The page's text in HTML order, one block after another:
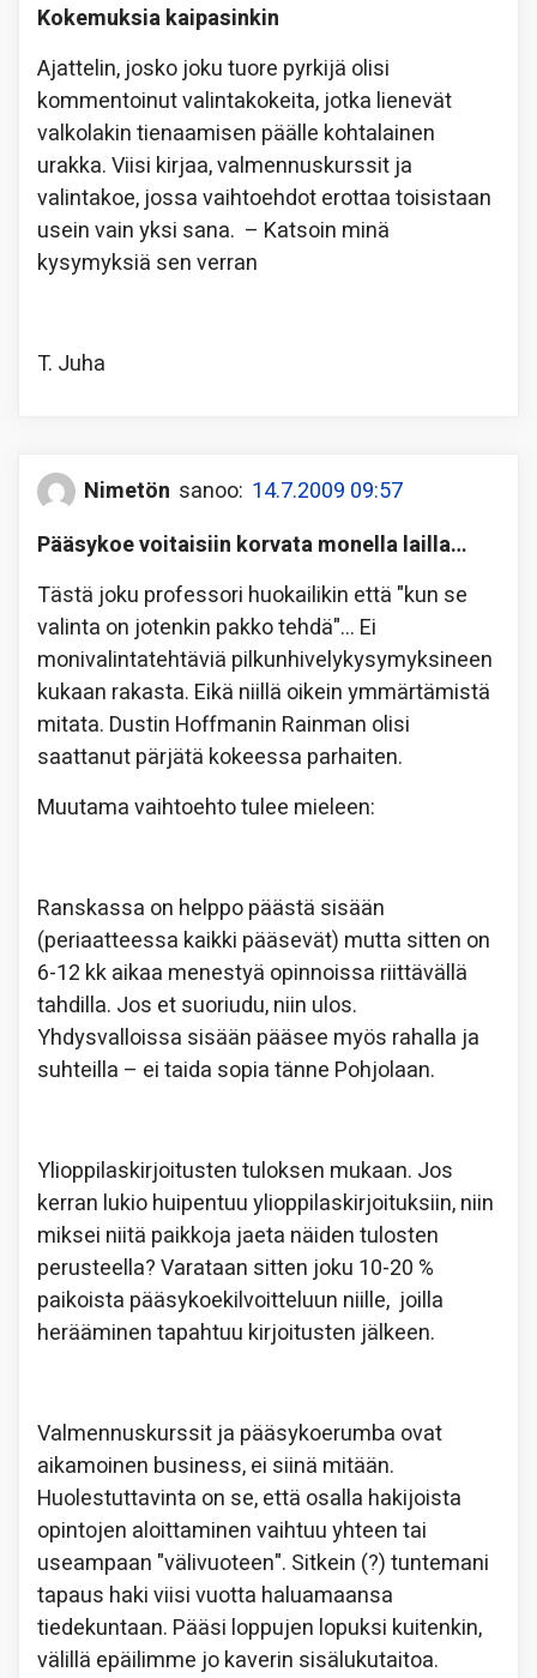
Kokemuksia kaipasinkin
Ajattelin, josko joku tuore pyrkijä olisi
kommentoinut valintakokeita, jotka lienevät
valkolakin tienaamisen päälle kohtalainen
urakka. Viisi kirjaa, valmennuskurssit ja
valintakoe, jossa vaihtoehdot erottaa toisistaan
usein vain yksi sana. – Katsoin minä
kysymyksiä sen verran
T. Juha
Nimetön sanoo: 14.7.2009 09:57
Pääsykoe voitaisiin korvata monella lailla…
Tästä joku professori huokailikin että "kun se
valinta on jotenkin pakko tehdä"… Ei
monivalintatehtäviä pilkunhivelykysymyksineen
kukaan rakasta. Eikä niillä oikein ymmärtämistä
mitata. Dustin Hoffmanin Rainman olisi
saattanut pärjätä kokeessa parhaiten.
Muutama vaihtoehto tulee mieleen:
Ranskassa on helppo päästä sisään
(periaatteessa kaikki pääsevät) mutta sitten on
6-12 kk aikaa menestyä opinnoissa riittävällä
tahdilla. Jos et suoriudu, niin ulos.
Yhdysvalloissa sisään pääsee myös rahalla ja
suhteilla – ei taida sopia tänne Pohjolaan.
Ylioppilaskirjoitusten tuloksen mukaan. Jos
kerran lukio huipentuu ylioppilaskirjoituksiin, niin
miksei niitä paikkoja jaeta näiden tulosten
perusteella? Varataan sitten joku 10-20 %
paikoista pääsykoekilvoitteluun niille, joilla
herääminen tapahtuu kirjoitusten jälkeen.
Valmennuskurssit ja pääsykoerumba ovat
aikamoinen business, ei siinä mitään.
Huolestuttavinta on se, että osalla hakijoista
opintojen aloittaminen vaihtuu yhteen tai
useampaan "välivuoteen". Sitkein (?) tuntemani
tapaus haki viisi vuotta haluamaansa
tiedekuntaan. Pääsi loppujen lopuksi kuitenkin,
välillä epäilimme jo kaverin sisälukutaitoa.